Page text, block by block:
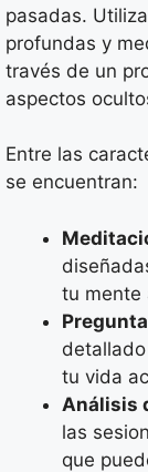
pasadas.
profundas y
través de un
aspectos
Entre las
se encuentran:
tu mente
tu vida
Análisis
las
que